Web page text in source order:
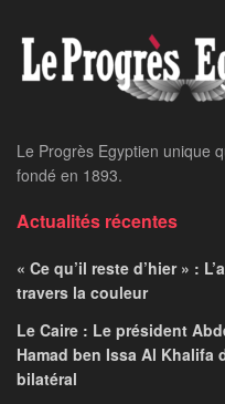
Le Progrès Egyptien unique
fondé en 1893.
Actualités récentes
« Ce qu’il reste d’hier » :
travers la couleur
Le Caire : Le président
Hamad ben Issa Al Khalifa
bilatéral